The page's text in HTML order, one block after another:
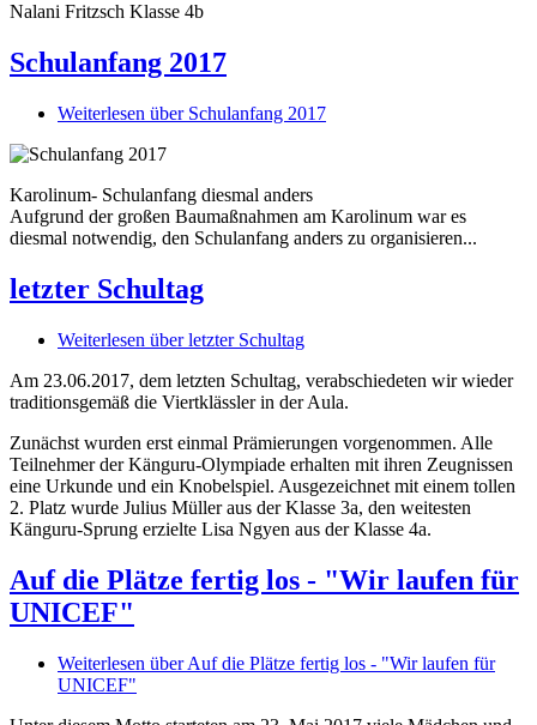
Nalani Fritzsch Klasse 4b
Schulanfang 2017
Weiterlesen über Schulanfang 2017
Karolinum- Schulanfang diesmal anders
Aufgrund der großen Baumaßnahmen am Karolinum war es
diesmal notwendig, den Schulanfang anders zu organisieren...
letzter Schultag
Weiterlesen über letzter Schultag
Am 23.06.2017, dem letzten Schultag, verabschiedeten wir wieder
traditionsgemäß die Viertklässler in der Aula.
Zunächst wurden erst einmal Prämierungen vorgenommen. Alle
Teilnehmer der Känguru-Olympiade erhalten mit ihren Zeugnissen
eine Urkunde und ein Knobelspiel. Ausgezeichnet mit einem tollen
2. Platz wurde Julius Müller aus der Klasse 3a, den weitesten
Känguru-Sprung erzielte Lisa Ngyen aus der Klasse 4a.
Auf die Plätze fertig los - "Wir laufen für
UNICEF"
Weiterlesen über Auf die Plätze fertig los - "Wir laufen für
UNICEF"